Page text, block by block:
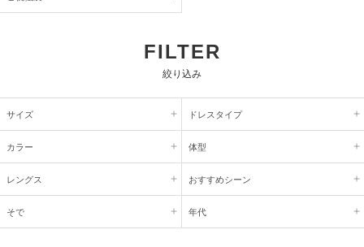
FILTER
絞り込み
サイズ ドレスタイプ
カラー 体型
レングス おすすめシーン
そで 年代